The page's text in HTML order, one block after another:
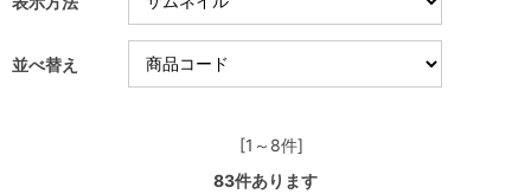
並べ替え
[1～8件]
83件あります